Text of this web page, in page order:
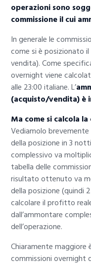
operazioni sono
commissione il cui
In generale le
come si è posizionato
vendita). Come
overnight viene
alle 23:00 italiane. L’
(acquisto/vendita) è
Ma come si calcola
Vediamolo
della posizione in 3
complessivo va
tabella delle
risultato ottenuto va
della posizione (quindi
calcolare il profitto
dall’ammontare
dell’operazione.
Chiaramente maggiore
commissioni